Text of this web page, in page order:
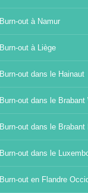
Burn-out à Namur
Burn-out à Liège
Burn-out dans le Hainaut
Burn-out dans le Brabant
Burn-out dans le Brabant
Burn-out dans le
Burn-out en Flandre